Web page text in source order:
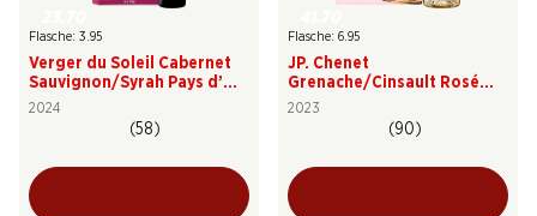
Flasche: 3.95
Verger du Soleil Cabernet
Sauvignon/Syrah Pays d’Oc
IGP
2024
(58)
Flasche: 6.95
JP. Chenet
Grenache/Cinsault Rosé
Pays d’Oc IGP
2023
(90)